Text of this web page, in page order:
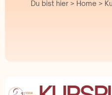
Du bist hier > Home >